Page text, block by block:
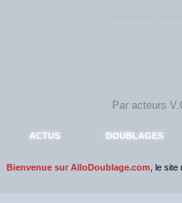
ACTUS DOUBLAGES
Bienvenue sur AlloDoublage.com , le